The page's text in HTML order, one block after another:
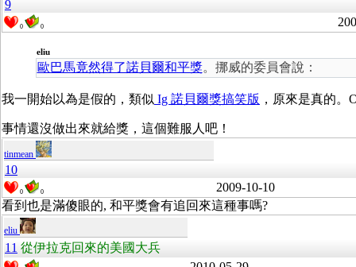
9
0 0
eliu
歐巴馬竟然得了諾貝爾和平獎。挪威的委員會說：
我一開始以為是假的，類似 Ig 諾貝爾獎搞笑版 ，原來是真的。
事情還沒做出來就給獎，這個難服人吧！
tinmean
10
0 0
2009-10-10
看到也是滿傻眼的, 和平獎會有追回來這種事嗎?
eliu
11 從伊拉克回來的美國大兵